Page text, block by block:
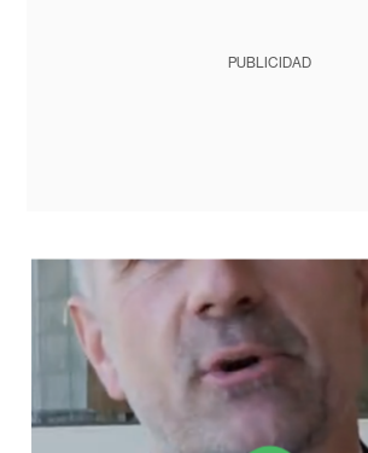
PUBLICIDAD